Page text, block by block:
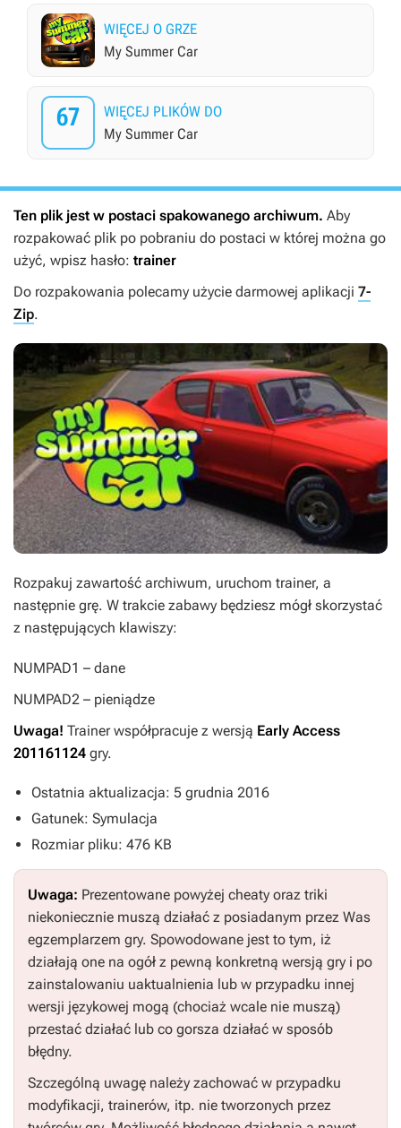
WIĘCEJ O GRZE
My Summer Car
67
WIĘCEJ PLIKÓW DO
My Summer Car
Ten plik jest w postaci spakowanego archiwum. Aby
rozpakować plik po pobraniu do postaci w której można go
użyć, wpisz hasło: trainer
Do rozpakowania polecamy użycie darmowej aplikacji 7-
Zip.
Rozpakuj zawartość archiwum, uruchom trainer, a
następnie grę. W trakcie zabawy będziesz mógł skorzystać
z następujących klawiszy:
NUMPAD1 – dane
NUMPAD2 – pieniądze
Uwaga! Trainer współpracuje z wersją Early Access
201161124 gry.
Ostatnia aktualizacja: 5 grudnia 2016
Gatunek: Symulacja
Rozmiar pliku: 476 KB
Uwaga: Prezentowane powyżej cheaty oraz triki
niekoniecznie muszą działać z posiadanym przez Was
egzemplarzem gry. Spowodowane jest to tym, iż
działają one na ogół z pewną konkretną wersją gry i po
zainstalowaniu uaktualnienia lub w przypadku innej
wersji językowej mogą (chociaż wcale nie muszą)
przestać działać lub co gorsza działać w sposób
błędny.
Szczególną uwagę należy zachować w przypadku
modyfikacji, trainerów, itp. nie tworzonych przez